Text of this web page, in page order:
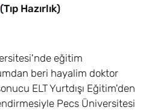
(Tıp Hazırlık)
eğitim
beri hayalim doktor
ELT Yurtdışı Eğitim'den
Pecs Üniversitesi